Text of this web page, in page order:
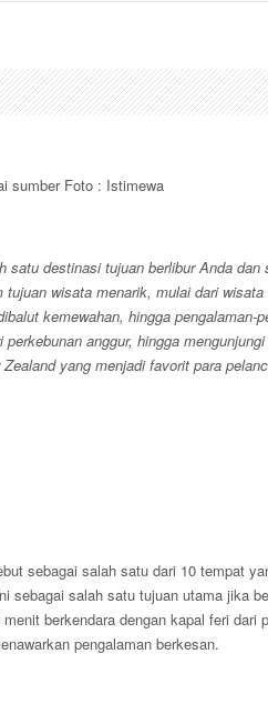
sumber Foto : Istimewa
satu destinasi tujuan berlibur Anda
tujuan wisata menarik, mulai dari
kemewahan, hingga
anggur, hingga
yang menjadi favorit para
sebagai salah satu dari 10 tempat
sebagai salah satu tujuan utama jika
berkendara dengan kapal feri
pengalaman berkesan.